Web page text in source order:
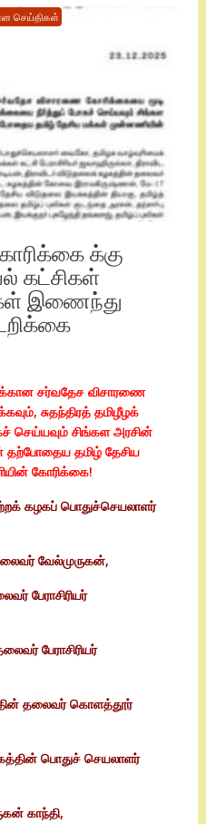
செய்திகள்
க்கு
கட்சிகள்
இணைந்து
சர்வதேச விசாரணை
சுதந்திரத் தமிழீழக்
செய்யவும் சிங்கள அரசின்
தற்போதைய தமிழ் தேசிய
கோரிக்கை!
கழகப் பொதுச்செயலாளர்
வேல்முருகன்,
பேராசிரியர்
பேராசிரியர்
தலைவர் கொளத்தூர்
பொதுச் செயலாளர்
காந்தி,